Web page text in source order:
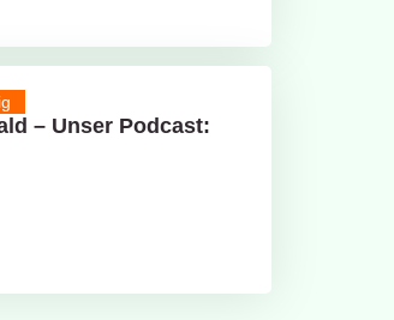
– Unser Podcast: